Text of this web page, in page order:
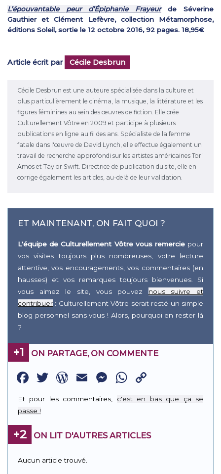
L’épouvantable peur d’Épiphanie Frayeurde Séverine
Gauthier et Clément Lefèvre, collection Métamorphose,
éditions Soleil, sortie le 12 octobre 2016, 92 pages. 18,95€
Article écrit par Cécile Desbrun
Cécile Desbrun est une auteure spécialisée dans la culture et
plus particulièrement le cinéma, la musique, la littérature et les
figures féminines au sein des œuvres de fiction. Elle crée
Culturellement Vôtre en 2009 et participe à plusieurs
publications en ligne au fil des ans. Spécialiste de la femme
fatale dans l'œuvre de David Lynch, elle effectue également un
travail de recherche approfondi sur les artistes américaines Tori
Amos et Taylor Swift. Directrice de publication du site, elle en
corrige également les articles, au-delà de leur validation.
ET MAINTENANT, ON FAIT QUOI ?
L'équipe de Culturellement Vôtre vous remerciepour
vos visites toujours plus nombreuses, votre lecture
attentive, vos encouragements, vos commentaires (en
hausses) et vos remarques toujours bienvenues. Si
vous aimez le site, vous pouvez nous suivre et
contribuer : Culturellement Vôtre serait resté un simple
blog personnel sans vous ! Alors, pourquoi en rester là
?
+1 ON PARTAGE, ON COMMENTE
Facebook
Twitter
WordPress
EmailMessenger
WhatsApp
Link
Et pour les commentaires, c'est en bas que ça se
passe !
+2 ON LIT D'AUTRES ARTICLES
Aucun article trouvé.